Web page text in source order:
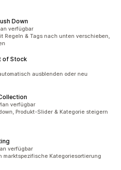
Down
verfügbar
Regeln & Tags nach unten verschieben,
of Stock
ausblenden oder neu
verfügbar
Produkt-Slider & Kategorie steigern
verfügbar
marktspezifische Kategoriesortierung